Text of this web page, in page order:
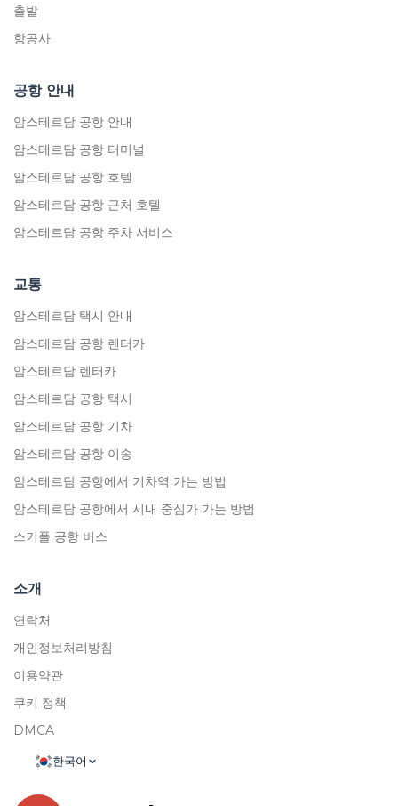
출발
항공사
공항 안내
암스테르담 공항 안내
암스테르담 공항 터미널
암스테르담 공항 호텔
암스테르담 공항 근처 호텔
암스테르담 공항 주차 서비스
교통
암스테르담 택시 안내
암스테르담 공항 렌터카
암스테르담 렌터카
암스테르담 공항 택시
암스테르담 공항 기차
암스테르담 공항 이송
암스테르담 공항에서 기차역 가는 방법
암스테르담 공항에서 시내 중심가 가는 방법
스키폴 공항 버스
소개
연락처
개인정보처리방침
이용약관
쿠키 정책
DMCA
한국어